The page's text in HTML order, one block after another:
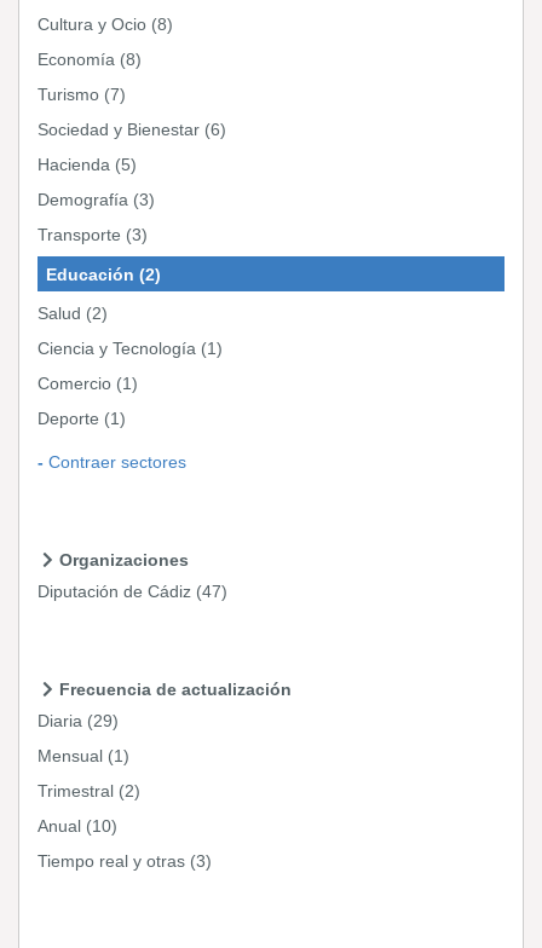
Cultura y Ocio (8)
Economía (8)
Turismo (7)
Sociedad y Bienestar (6)
Hacienda (5)
Demografía (3)
Transporte (3)
Educación (2)
Salud (2)
Ciencia y Tecnología (1)
Comercio (1)
Deporte (1)
Contraer sectores
Organizaciones
Diputación de Cádiz (47)
Frecuencia de actualización
Diaria (29)
Mensual (1)
Trimestral (2)
Anual (10)
Tiempo real y otras (3)